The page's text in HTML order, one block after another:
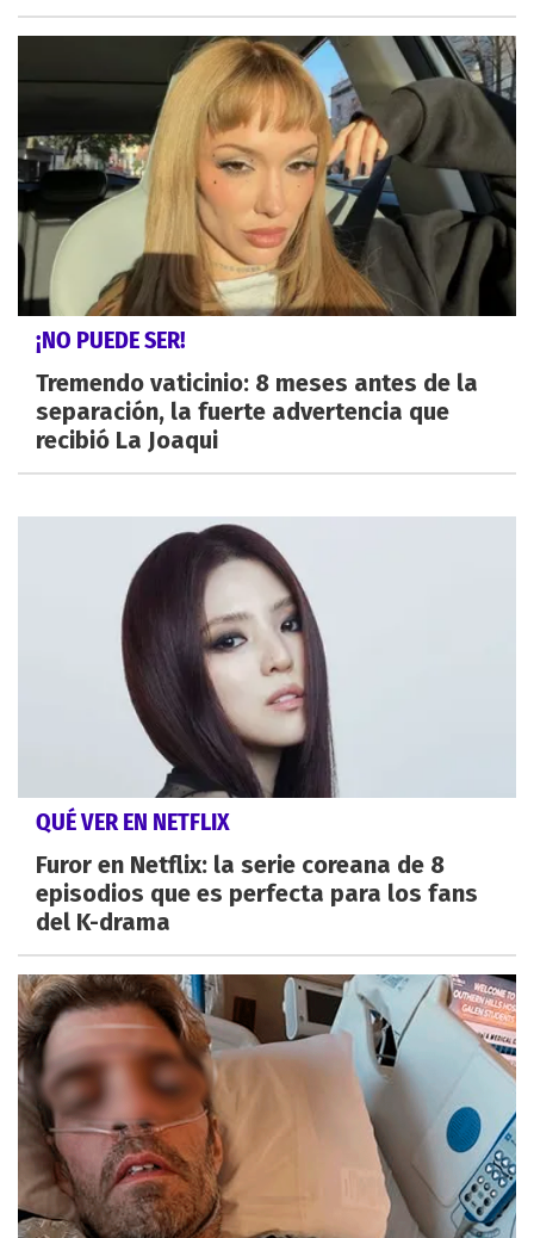
¡NO PUEDE SER!
Tremendo vaticinio: 8 meses antes de la
separación, la fuerte advertencia que
recibió La Joaqui
QUÉ VER EN NETFLIX
Furor en Netflix: la serie coreana de 8
episodios que es perfecta para los fans
del K-drama